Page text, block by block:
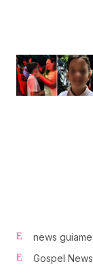
news guiame
Gospel News